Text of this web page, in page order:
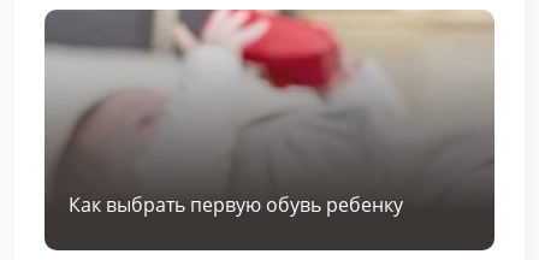
Как выбрать первую обувь ребенку